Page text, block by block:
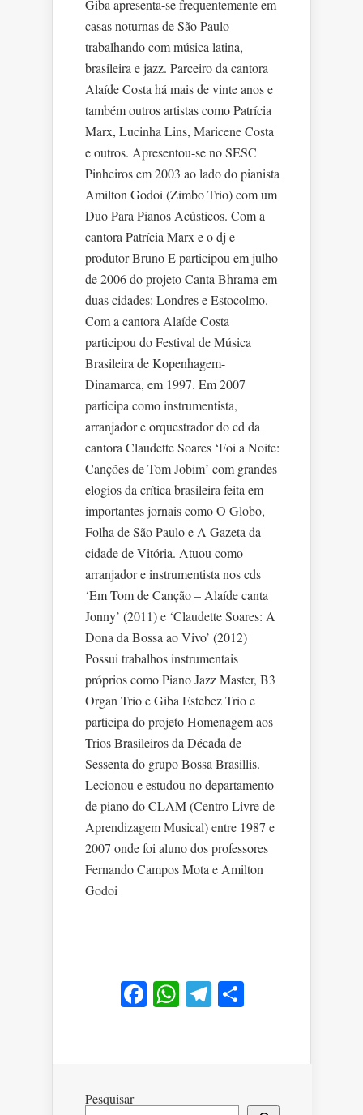
Giba apresenta-se frequentemente em
casas noturnas de São Paulo
trabalhando com música latina,
brasileira e jazz. Parceiro da cantora
Alaíde Costa há mais de vinte anos e
também outros artistas como Patrícia
Marx, Lucinha Lins, Maricene Costa
e outros. Apresentou-se no SESC
Pinheiros em 2003 ao lado do pianista
Amilton Godoi (Zimbo Trio) com um
Duo Para Pianos Acústicos. Com a
cantora Patrícia Marx e o dj e
produtor Bruno E participou em julho
de 2006 do projeto Canta Bhrama em
duas cidades: Londres e Estocolmo.
Com a cantora Alaíde Costa
participou do Festival de Música
Brasileira de Kopenhagem-
Dinamarca, em 1997. Em 2007
participa como instrumentista,
arranjador e orquestrador do cd da
cantora Claudette Soares ‘Foi a Noite:
Canções de Tom Jobim’ com grandes
elogios da crítica brasileira feita em
importantes jornais como O Globo,
Folha de São Paulo e A Gazeta da
cidade de Vitória. Atuou como
arranjador e instrumentista nos cds
‘Em Tom de Canção – Alaíde canta
Jonny’ (2011) e ‘Claudette Soares: A
Dona da Bossa ao Vivo’ (2012)
Possui trabalhos instrumentais
próprios como Piano Jazz Master, B3
Organ Trio e Giba Estebez Trio e
participa do projeto Homenagem aos
Trios Brasileiros da Década de
Sessenta do grupo Bossa Brasillis.
Lecionou e estudou no departamento
de piano do CLAM (Centro Livre de
Aprendizagem Musical) entre 1987 e
2007 onde foi aluno dos professores
Fernando Campos Mota e Amilton
Godoi
Facebook
WhatsApp
Telegram
Pesquisar